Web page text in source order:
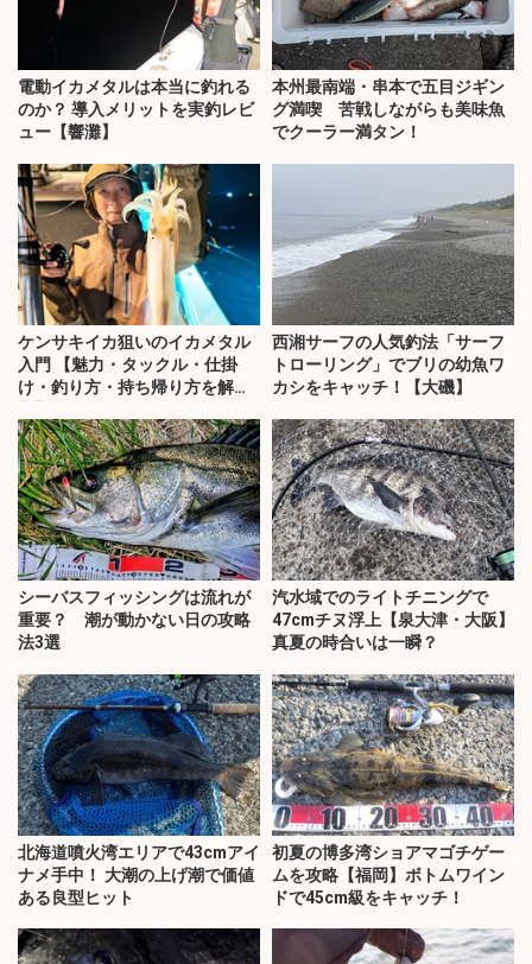
電動イカメタルは本当に釣れる
のか？ 導入メリットを実釣レビ
ュー【響灘】
本州最南端・串本で五目ジギン
グ満喫 苦戦しながらも美味魚
でクーラー満タン！
ケンサキイカ狙いのイカメタル
入門 【魅力・タックル・仕掛
け・釣り方・持ち帰り方を解
西湘サーフの人気釣法「サーフ
トローリング」でブリの幼魚ワ
カシをキャッチ！【大磯】
シーバスフィッシングは流れが
重要？ 潮が動かない日の攻略
法3選
汽水域でのライトチニングで
47cmチヌ浮上【泉大津・大阪】
真夏の時合いは一瞬？
北海道噴火湾エリアで43cmアイ
ナメ手中！ 大潮の上げ潮で価値
ある良型ヒット
初夏の博多湾ショアマゴチゲー
ムを攻略【福岡】ボトムワイン
ドで45cm級をキャッチ！